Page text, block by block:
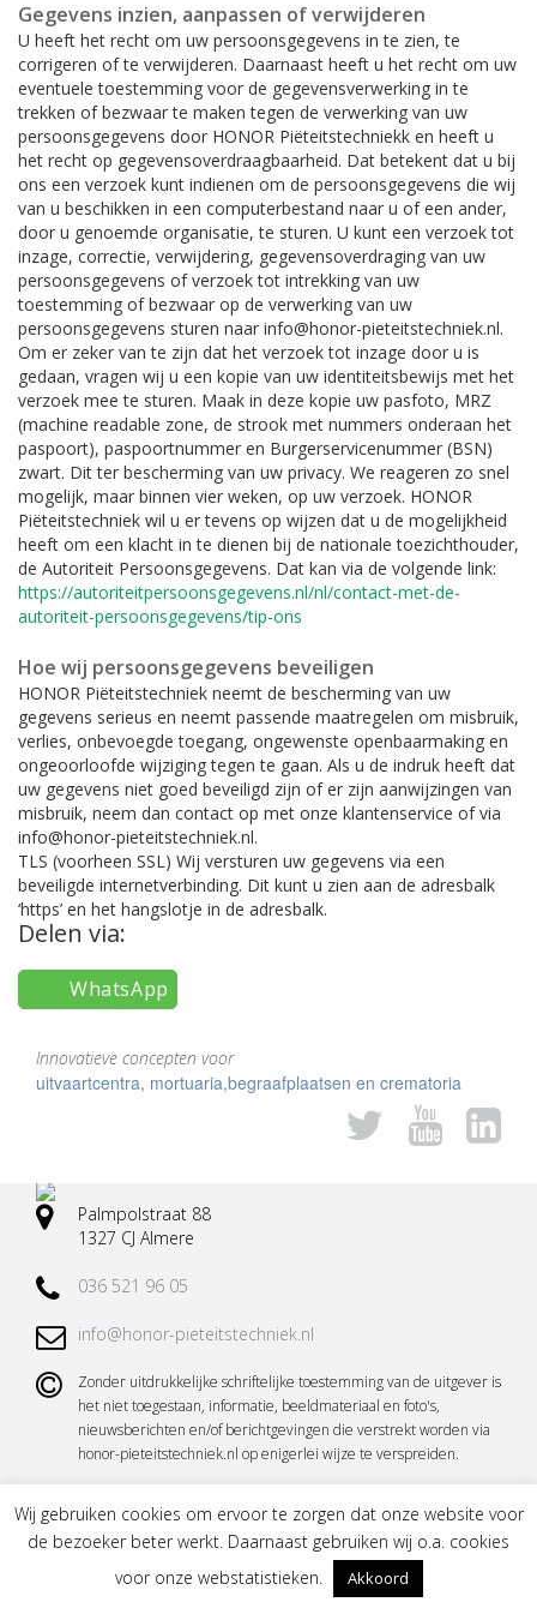
Gegevens inzien, aanpassen of verwijderen
U heeft het recht om uw persoonsgegevens in te zien, te
corrigeren of te verwijderen. Daarnaast heeft u het recht om uw
eventuele toestemming voor de gegevensverwerking in te
trekken of bezwaar te maken tegen de verwerking van uw
persoonsgegevens door HONOR Piëteitstechniekk en heeft u
het recht op gegevensoverdraagbaarheid. Dat betekent dat u bij
ons een verzoek kunt indienen om de persoonsgegevens die wij
van u beschikken in een computerbestand naar u of een ander,
door u genoemde organisatie, te sturen. U kunt een verzoek tot
inzage, correctie, verwijdering, gegevensoverdraging van uw
persoonsgegevens of verzoek tot intrekking van uw
toestemming of bezwaar op de verwerking van uw
persoonsgegevens sturen naar info@honor-pieteitstechniek.nl.
Om er zeker van te zijn dat het verzoek tot inzage door u is
gedaan, vragen wij u een kopie van uw identiteitsbewijs met het
verzoek mee te sturen. Maak in deze kopie uw pasfoto, MRZ
(machine readable zone, de strook met nummers onderaan het
paspoort), paspoortnummer en Burgerservicenummer (BSN)
zwart. Dit ter bescherming van uw privacy. We reageren zo snel
mogelijk, maar binnen vier weken, op uw verzoek. HONOR
Piëteitstechniek wil u er tevens op wijzen dat u de mogelijkheid
heeft om een klacht in te dienen bij de nationale toezichthouder,
de Autoriteit Persoonsgegevens. Dat kan via de volgende link:
https://autoriteitpersoonsgegevens.nl/nl/contact-met-de-
autoriteit-persoonsgegevens/tip-ons
Hoe wij persoonsgegevens beveiligen
HONOR Piëteitstechniek neemt de bescherming van uw
gegevens serieus en neemt passende maatregelen om misbruik,
verlies, onbevoegde toegang, ongewenste openbaarmaking en
ongeoorloofde wijziging tegen te gaan. Als u de indruk heeft dat
uw gegevens niet goed beveiligd zijn of er zijn aanwijzingen van
misbruik, neem dan contact op met onze klantenservice of via
info@honor-pieteitstechniek.nl.
TLS (voorheen SSL) Wij versturen uw gegevens via een
beveiligde internetverbinding. Dit kunt u zien aan de adresbalk
‘https’ en het hangslotje in de adresbalk.
Delen via:
WhatsApp
Innovatieve concepten voor
uitvaartcentra, mortuaria,begraafplaatsen en crematoria
Palmpolstraat 88
1327 CJ Almere
036 521 96 05
info@honor-pieteitstechniek.nl
Zonder uitdrukkelijke schriftelijke toestemming van de uitgever is
het niet toegestaan, informatie, beeldmateriaal en foto's,
nieuwsberichten en/of berichtgevingen die verstrekt worden via
honor-pieteitstechniek.nl op enigerlei wijze te verspreiden.
Copyright © 2026 HONOR Pieteit -Sitemap
Wij gebruiken cookies om ervoor te zorgen dat onze website voor
de bezoeker beter werkt. Daarnaast gebruiken wij o.a. cookies
voor onze webstatistieken.
Akkoord